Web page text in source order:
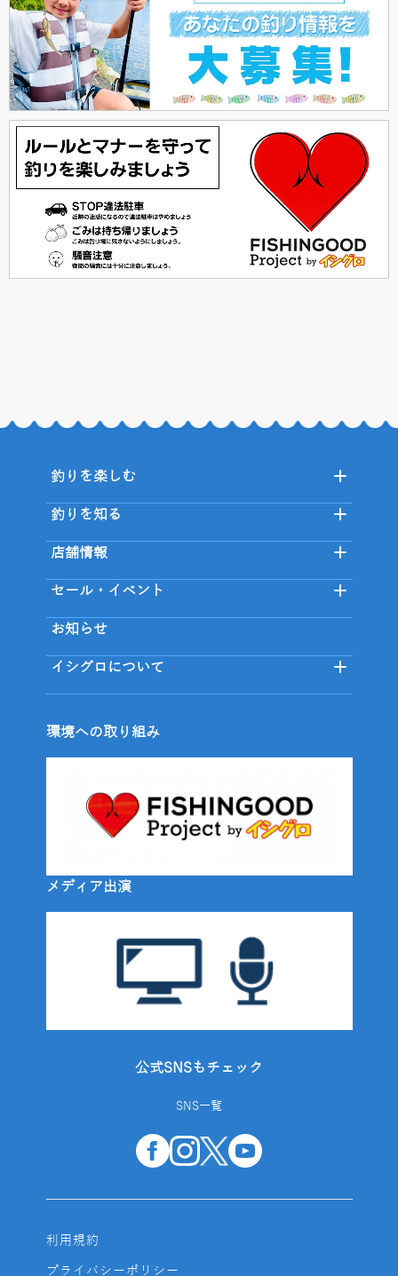
釣りを楽しむ
釣りを知る
店舗情報
セール・イベント
お知らせ
イシグロについて
環境への取り組み
メディア出演
公式SNSもチェック
SNS一覧
利用規約
プライバシーポリシー